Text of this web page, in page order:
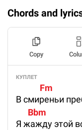
Chords and
Copy
КУПЛЕТ
Fm
В смиреньи
Bbm
Я жажду этой